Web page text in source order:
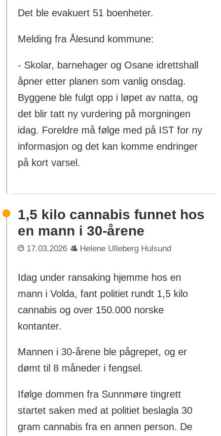
Det ble evakuert 51 boenheter.
Melding fra Ålesund kommune:
- Skolar, barnehager og Osane idrettshall
åpner etter planen som vanlig onsdag.
Byggene ble fulgt opp i løpet av natta, og
det blir tatt ny vurdering på morgningen
idag. Foreldre må følge med på IST for ny
informasjon og det kan komme endringer
på kort varsel.
1,5 kilo cannabis funnet hos
en mann i 30-årene
17.03.2026 Helene Ulleberg Hulsund
Idag under ransaking hjemme hos en
mann i Volda, fant politiet rundt 1,5 kilo
cannabis og over 150.000 norske
kontanter.
Mannen i 30-årene ble pågrepet, og er
dømt til 8 måneder i fengsel.
Ifølge dommen fra Sunnmøre tingrett
startet saken med at politiet beslagla 30
gram cannabis fra en annen person. De